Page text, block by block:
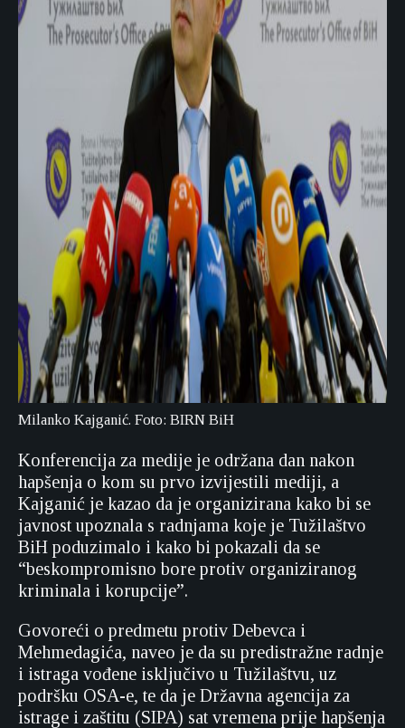
Milanko Kajganić. Foto: BIRN BiH
Konferencija za medije je održana dan nakon
hapšenja o kom su prvo izvijestili mediji, a
Kajganić je kazao da je organizirana kako bi se
javnost upoznala s radnjama koje je Tužilaštvo
BiH poduzimalo i kako bi pokazali da se
“beskompromisno bore protiv organiziranog
kriminala i korupcije”.
Govoreći o predmetu protiv Debevca i
Mehmedagića, naveo je da su predistražne radnje
i istraga vođene isključivo u Tužilaštvu, uz
podršku OSA-e, te da je Državna agencija za
istrage i zaštitu (SIPA) sat vremena prije hapšenja